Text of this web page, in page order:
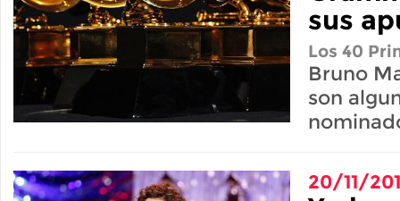
sus
Los 40
Bruno
son
20/11/